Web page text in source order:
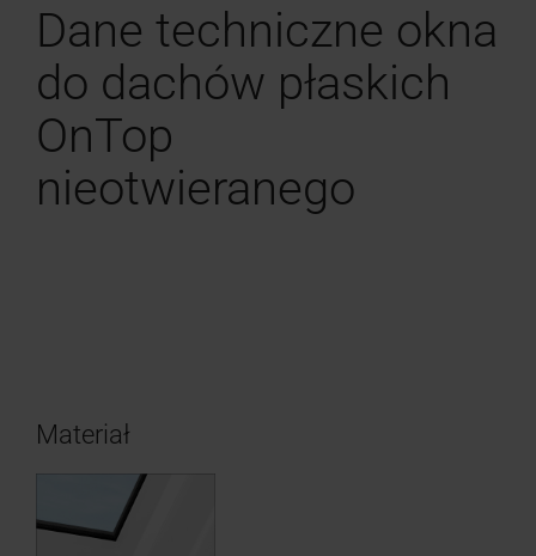
Dane techniczne okna
do dachów płaskich
OnTop
nieotwieranego
Materiał